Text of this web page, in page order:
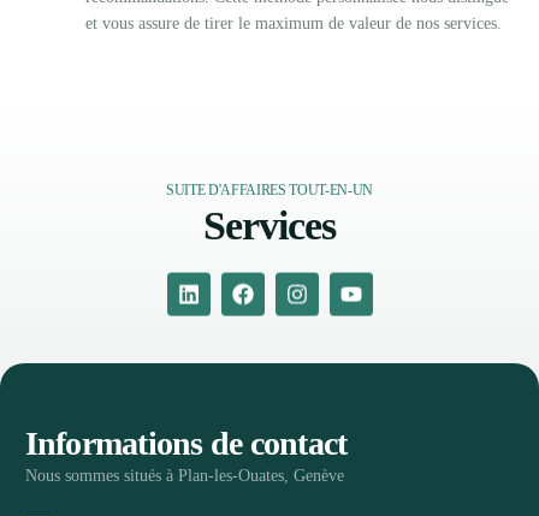
et vous assure de tirer le maximum de valeur de nos services.
SUITE D'AFFAIRES TOUT-EN-UN
Services
Informations de contact
Nous sommes situés à Plan-les-Ouates, Genève